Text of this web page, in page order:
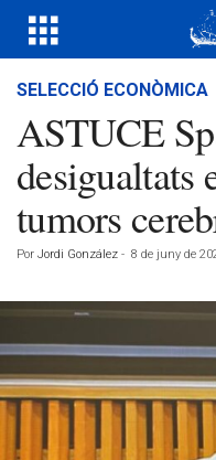
SELECCIÓ ECONÒMICA
ASTUCE
desigualtats
tumors
Por Jordi González - 8 de juny de